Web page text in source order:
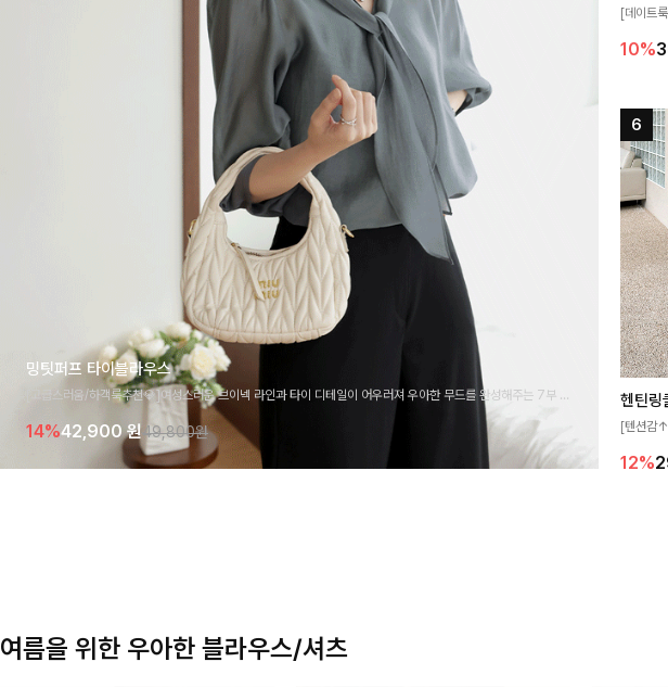
밍팃퍼프 타이블라우스
[고급스러움/하객룩추천💎]여성스러운 브이넥 라인과 타이 디테일이 어우러져 우아한 무드를 완성해주는 7부 블
라우스 🤍 여유로운 7부 소매로 편안하게 착용되며 데일리룩부터 출근룩, 하객룩까지 세련된 스타일링을 연출하
기 좋은 아이템이에요
14%42,900원 49,800원
[데이트
성해주
즐기기
10%
[텐션감
게 퍼지
12%
여름을 위한 우아한 블라우스/셔츠